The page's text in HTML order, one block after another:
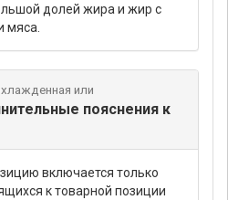
долей жира и жир с
мяса.
или
пояснения к
включается только
к товарной позиции